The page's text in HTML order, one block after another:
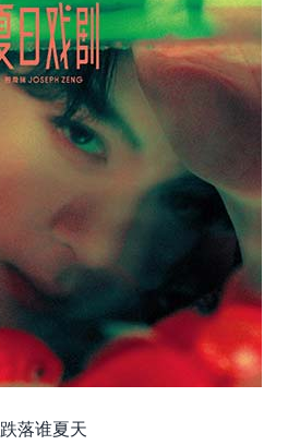
跌落谁夏天